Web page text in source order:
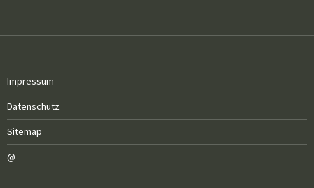
Impressum
Datenschutz
Sitemap
@